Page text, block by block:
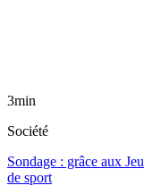
3min
Société
Sondage : grâce aux
de sport